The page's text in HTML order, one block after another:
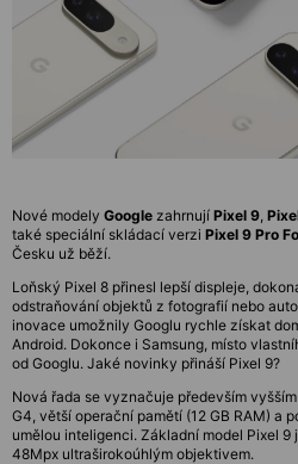
Nové modely Google zahrnují Pixel 9
také speciální skládací verzi Pixel 9 Pro
Česku už běží.
Loňský Pixel 8 přinesl lepší displeje,
odstraňování objektů z fotografií nebo
inovace umožnily Googlu rychle získat
Android. Dokonce i Samsung, místo
od Googlu. Jaké novinky přináší Pixel 9?
Nová řada se vyznačuje především
G4, větší operační pamětí (12 GB RAM) a
umělou inteligenci. Základní model Pixel
48Mpx ultraširokoúhlým objektivem.